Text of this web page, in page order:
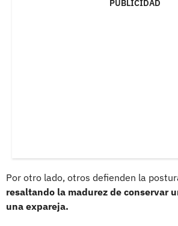
PUBLICIDAD
Por otro lado, otros defienden la
resaltando la madurez de conservar
una expareja.